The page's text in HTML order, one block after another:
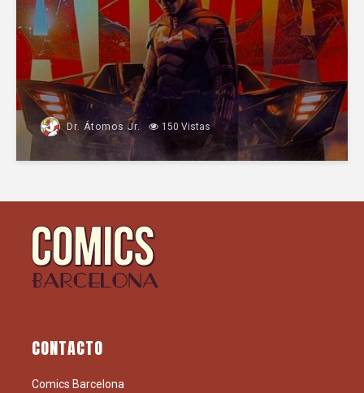
Dr. Átomos Jr. 150 Vistas
CONTACTO
Comics Barcelona